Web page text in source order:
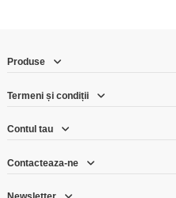
Produse
Termeni și condiții
Contul tau
Contacteaza-ne